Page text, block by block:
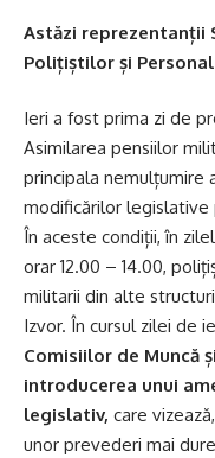
Astăzi reprezentanții
Polițiștilor și
Ieri a fost prima zi de
Asimilarea pensiilor
principala nemulțumire
modificărilor legislative
În aceste condiții, în
orar 12.00 – 14.00,
militarii din alte
Izvor. În cursul zilei de
Comisiilor de Muncă
introducerea unui
legislativ, care
unor prevederi mai